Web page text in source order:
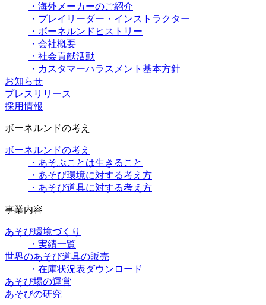
・海外メーカーのご紹介
・プレイリーダー・インストラクター
・ボーネルンドヒストリー
・会社概要
・社会貢献活動
・カスタマーハラスメント基本方針
お知らせ
プレスリリース
採用情報
ボーネルンドの考え
ボーネルンドの考え
・あそぶことは生きること
・あそび環境に対する考え方
・あそび道具に対する考え方
事業内容
あそび環境づくり
・実績一覧
世界のあそび道具の販売
・在庫状況表ダウンロード
あそび場の運営
あそびの研究